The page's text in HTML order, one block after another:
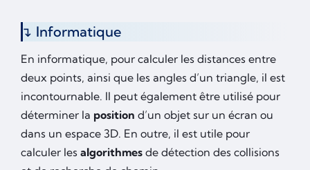
Informatique
En informatique, pour calculer les distances entre
deux points, ainsi que les angles d’un triangle, il est
incontournable. Il peut également être utilisé pour
déterminer la position d’un objet sur un écran ou
dans un espace 3D. En outre, il est utile pour
calculer les algorithmes de détection des collisions